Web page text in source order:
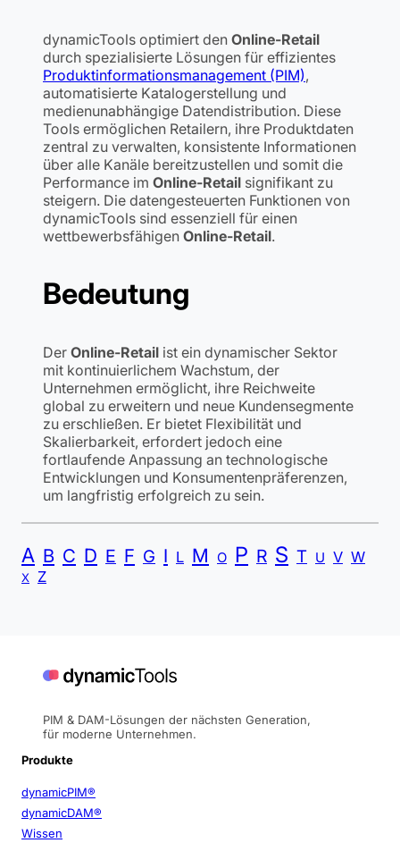
dynamicTools optimiert den Online-Retail
durch spezialisierte Lösungen für effizientes
Produktinformationsmanagement (PIM),
automatisierte Katalogerstellung und
medienunabhängige Datendistribution. Diese
Tools ermöglichen Retailern, ihre Produktdaten
zentral zu verwalten, konsistente Informationen
über alle Kanäle bereitzustellen und somit die
Performance im Online-Retail signifikant zu
steigern. Die datengesteuerten Funktionen von
dynamicTools sind essenziell für einen
wettbewerbsfähigen Online-Retail.
Bedeutung
Der Online-Retail ist ein dynamischer Sektor
mit kontinuierlichem Wachstum, der
Unternehmen ermöglicht, ihre Reichweite
global zu erweitern und neue Kundensegmente
zu erschließen. Er bietet Flexibilität und
Skalierbarkeit, erfordert jedoch eine
fortlaufende Anpassung an technologische
Entwicklungen und Konsumentenpräferenzen,
um langfristig erfolgreich zu sein.
A B C D E F G I L M O P R S T U V W
X Z
PIM & DAM-Lösungen der nächsten Generation,
für moderne Unternehmen.
Produkte
dynamicPIM®
dynamicDAM®
Wissen